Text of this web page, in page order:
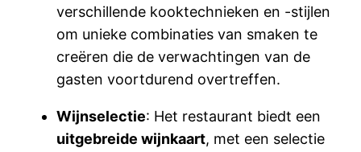
verschillende kooktechnieken en -stijlen
om unieke combinaties van smaken te
creëren die de verwachtingen van de
gasten voortdurend overtreffen.
Wijnselectie: Het restaurant biedt een
uitgebreide wijnkaart, met een selectie